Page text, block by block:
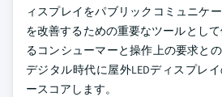
ィスプレイをパブリックコミュニケ
を改善するための重要なツールとし
るコンシューマーと操作上の要求と
デジタル時代に屋外LEDディスプレ
ースコアします。